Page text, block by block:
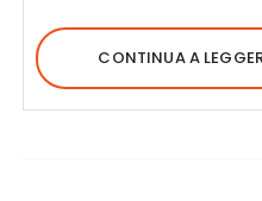
CONTINUA A